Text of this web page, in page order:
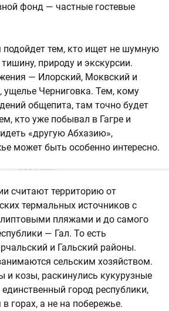
фонд — частные гостевые
подойдет тем, кто ищет не шумную
природу и экскурсии.
— Илорский, Моквский и
Черниговка. Тем, кому
общепита, там точно будет
кто уже побывал в Гагре и
«другую Абхазию»,
может быть особенно интересно.
считают территорию от
термальных источников с
пляжами и до самого
— Гал. То есть
и Гальский районы.
сельским хозяйством.
и козы, раскинулись кукурузные
город республики,
горах, а не на побережье.